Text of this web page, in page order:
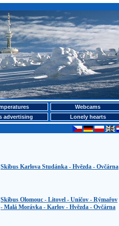
Webcams
advertising
Lonely hearts
Skibus Karlova Studánka - Hvězda - Ovčárna
Skibus Olomouc - Litovel - Uničov - Rýmařov
- Malá Morávka - Karlov - Hvězda - Ovčárna